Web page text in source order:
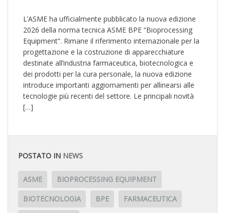
L’ASME ha ufficialmente pubblicato la nuova edizione
2026 della norma tecnica ASME BPE “Bioprocessing
Equipment”. Rimane il riferimento internazionale per la
progettazione e la costruzione di apparecchiature
destinate all’industria farmaceutica, biotecnologica e
dei prodotti per la cura personale, la nuova edizione
introduce importanti aggiornamenti per allinearsi alle
tecnologie più recenti del settore. Le principali novità
[…]
POSTATO IN NEWS
ASME BIOPROCESSING EQUIPMENT
BIOTECNOLOGIA BPE FARMACEUTICA